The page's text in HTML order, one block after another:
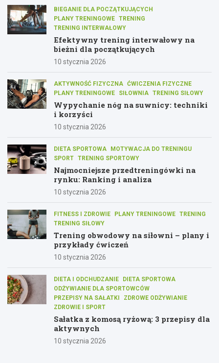
BIEGANIE DLA POCZĄTKUJĄCYCH
PLANY TRENINGOWE TRENING
TRENING INTERWAŁOWY
Efektywny trening interwałowy na
bieżni dla początkujących
10 stycznia 2026
AKTYWNOŚĆ FIZYCZNA ĆWICZENIA FIZYCZNE
PLANY TRENINGOWE
SIŁOWNIA TRENING SIŁOWY
Wypychanie nóg na suwnicy: techniki
i korzyści
10 stycznia 2026
DIETA SPORTOWA
MOTYWACJA DO TRENINGU
SPORT TRENING SPORTOWY
Najmocniejsze przedtreningówki na
rynku: Ranking i analiza
10 stycznia 2026
FITNESS I ZDROWIE PLANY TRENINGOWE TRENING
TRENING SIŁOWY
Trening obwodowy na siłowni – plany i
przykłady ćwiczeń
10 stycznia 2026
DIETA I ODCHUDZANIE
DIETA SPORTOWA
ODŻYWIANIE DLA SPORTOWCÓW
PRZEPISY NA SAŁATKI
ZDROWE ODŻYWIANIE
ZDROWIE I SPORT
Sałatka z komosą ryżową: 3 przepisy dla
aktywnych
10 stycznia 2026